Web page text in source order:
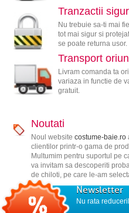
Tranzactii
Nu trebuie sa-ti mai
tot mai sigur si
se poate returna usor.
Transport
Livram comanda ta
variaza in functie de
gratuit.
Noutati
Noul website costume-baie.ro
clientilor printr-o gama de
Multumim pentru suportul pe
va invitam sa descoperiti
de chiloti, pe care le-am
Newsletter
Nu rata